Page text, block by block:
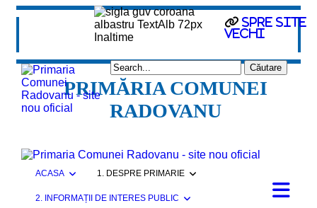
Spre site
vechi
PRIMĂRIA COMUNEI
RADOVANU
ACASA 1. DESPRE PRIMARIE
2. INFORMAȚII DE INTERES PUBLIC